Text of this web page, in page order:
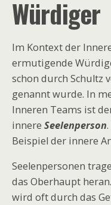
Würdiger
Im Kontext der
ermutigende
schon durch Schultz
genannt wurde. In
Inneren Teams ist
innere Seelenperson
Beispiel der innere
Seelenpersonen
das Oberhaupt
wird oft durch das